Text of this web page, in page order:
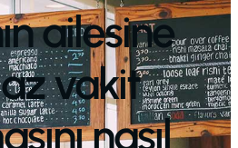
ailesine
vakit
nasıl